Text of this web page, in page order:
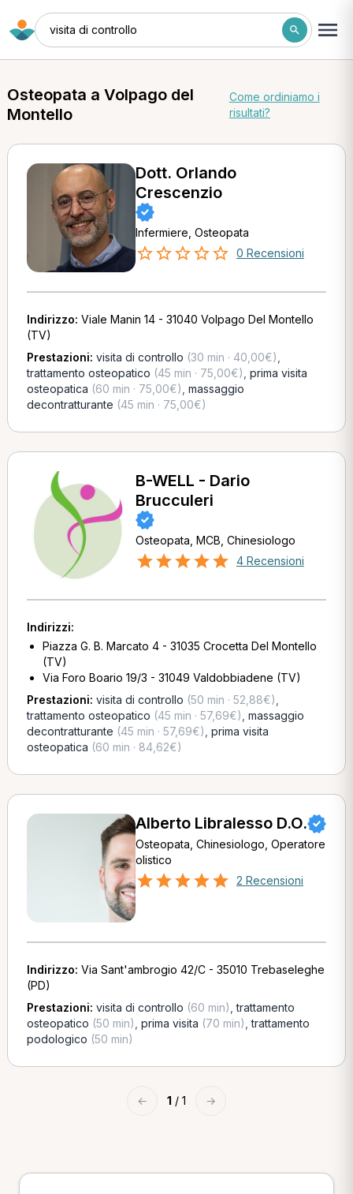
visita di controllo
Osteopata a Volpago del
Montello
Come ordiniamo i
risultati?
Dott. Orlando
Crescenzio
Infermiere, Osteopata
0 Recensioni
Indirizzo: Viale Manin 14 - 31040 Volpago Del Montello
(TV)
Prestazioni: visita di controllo (30 min · 40,00€)
trattamento osteopatico (45 min · 75,00€) prima visita
osteopatica (60 min · 75,00€) massaggio
decontratturante (45 min · 75,00€)
B-WELL - Dario
Brucculeri
Osteopata, MCB, Chinesiologo
4 Recensioni
Indirizzi:
Piazza G. B. Marcato 4 - 31035 Crocetta Del Montello
(TV)
Via Foro Boario 19/3 - 31049 Valdobbiadene (TV)
Prestazioni: visita di controllo (50 min · 52,88€)
trattamento osteopatico (45 min · 57,69€) massaggio
decontratturante (45 min · 57,69€) prima visita
osteopatica (60 min · 84,62€)
Alberto Libralesso D.O.
Osteopata, Chinesiologo, Operatore
olistico
2 Recensioni
Indirizzo: Via Sant'ambrogio 42/C - 35010 Trebaseleghe
(PD)
Prestazioni: visita di controllo (60 min) ,trattamento
osteopatico (50 min) prima visita (70 min) ,trattamento
podologico (50 min)
← 1 / 1 →